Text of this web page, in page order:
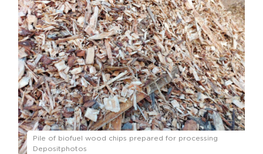
Pile of biofuel wood chips prepared for processing
Depositphotos